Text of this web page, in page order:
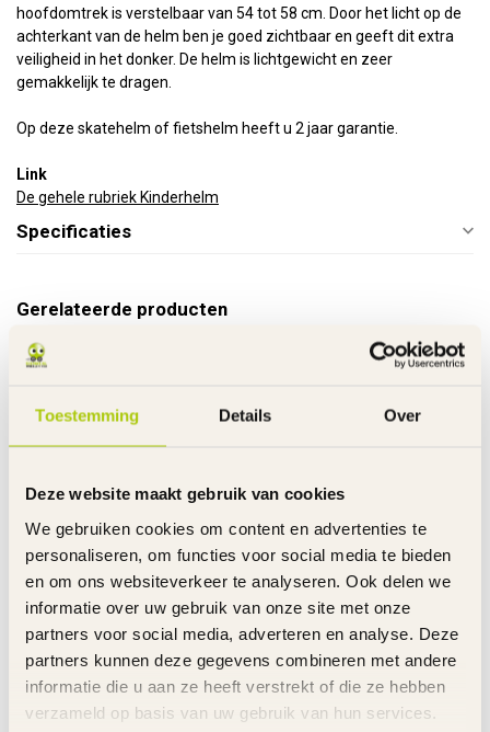
Toestemming Details Over
Deze website maakt gebruik van cookies
We gebruiken cookies om content en advertenties te
personaliseren, om functies voor social media te bieden
en om ons websiteverkeer te analyseren. Ook delen we
informatie over uw gebruik van onze site met onze
partners voor social media, adverteren en analyse. Deze
partners kunnen deze gegevens combineren met andere
informatie die u aan ze heeft verstrekt of die ze hebben
verzameld op basis van uw gebruik van hun services.
hoofdomtrek is verstelbaar van 54 tot 58 cm. Door het licht op de
achterkant van de helm ben je goed zichtbaar en geeft dit extra
veiligheid in het donker. De helm is lichtgewicht en zeer
gemakkelijk te dragen.
Op deze skatehelm of fietshelm heeft u 2 jaar garantie.
Link
De gehele rubriek Kinderhelm
Specificaties
Gerelateerde producten
Op voorraad
€39,95
Bobike Kinderhelm Go Zwart
ABUS Fiets Kinderhelm Smiley
3.0 Shiny Pink
Op voorraad
€39,95
€34,95
POLISPORT
Bobike Kinderhelm Go Roze S -
52 - 56 cm
€34,95